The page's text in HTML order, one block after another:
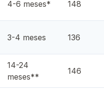
4-6 meses* 148
3-4 meses 136
14-24
meses**
146